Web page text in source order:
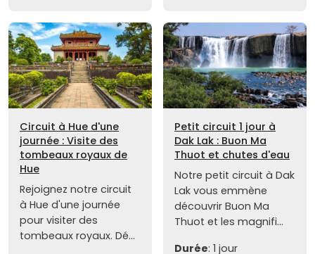
Circuit à Hue d'une
journée : Visite des
tombeaux royaux de
Hue
Rejoignez notre circuit
à Hue d'une journée
pour visiter des
tombeaux royaux. Dé...
Petit circuit 1 jour à
Dak Lak : Buon Ma
Thuot et chutes d'eau
Notre petit circuit à Dak
Lak vous emmène
découvrir Buon Ma
Thuot et les magnifi...
Durée: 1 jour